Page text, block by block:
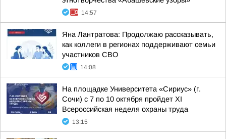
14:57
Яна Лантратова: Продолжаю рассказывать,
как коллеги в регионах поддерживают семьи
участников СВО
14:08
На площадке Университета «Сириус» (г.
Сочи) с 7 по 10 октября пройдет XI
Всероссийская неделя охраны труда
13:15